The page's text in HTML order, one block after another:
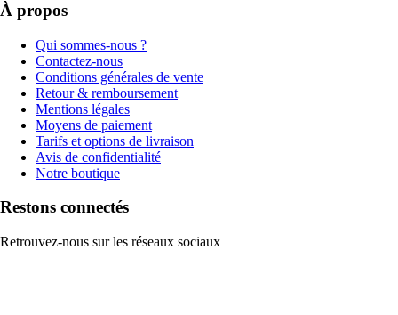
À propos
Qui sommes-nous ?
Contactez-nous
Conditions générales de vente
Retour & remboursement
Mentions légales
Moyens de paiement
Tarifs et options de livraison
Avis de confidentialité
Notre boutique
Restons connectés
Retrouvez-nous sur les réseaux sociaux